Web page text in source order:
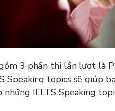
3 phần thi lần lượt là
Speaking topics sẽ giúp
những IELTS Speaking